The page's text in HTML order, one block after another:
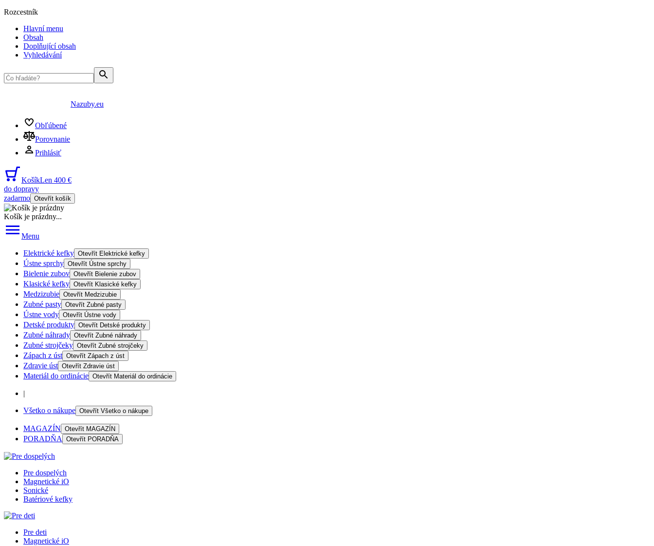
Rozcestník
Hlavní menu
Obsah
Doplňující obsah
Vyhledávání
Nazuby.eu
Obľúbené
Porovnanie
Prihlásiť
KošíkLen 400 €
do dopravy
zadarmo Otevřít košík
Košík je prázdny...
Menu
Elektrické kefky Otevřít Elektrické kefky
Ústne sprchy Otevřít Ústne sprchy
Bielenie zubov Otevřít Bielenie zubov
Klasické kefky Otevřít Klasické kefky
Medzizubie Otevřít Medzizubie
Zubné pasty Otevřít Zubné pasty
Ústne vody Otevřít Ústne vody
Detské produkty Otevřít Detské produkty
Zubné náhrady Otevřít Zubné náhrady
Zubné strojčeky Otevřít Zubné strojčeky
Zápach z úst Otevřít Zápach z úst
Zdravie úst Otevřít Zdravie úst
Materiál do ordinácie Otevřít Materiál do ordinácie
|
Všetko o nákupe Otevřít Všetko o nákupe
MAGAZÍN Otevřít MAGAZÍN
PORADŇA Otevřít PORADŇA
Pre dospelých
Magnetické iO
Sonické
Batériové kefky
Pre deti
Magnetické iO